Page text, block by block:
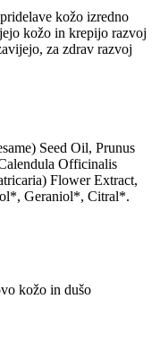
kožo izredno
kožo in krepijo razvoj
za zdrav razvoj
Seed Oil, Prunus
Officinalis
Flower Extract,
Geraniol*, Citral*.
kožo in dušo